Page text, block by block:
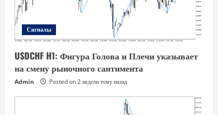
Сигналы
USDCHF H1: Фигура Голова и Плечи указывает
на смену рыночного сантимента
Admin Posted on 2 недели тому назад